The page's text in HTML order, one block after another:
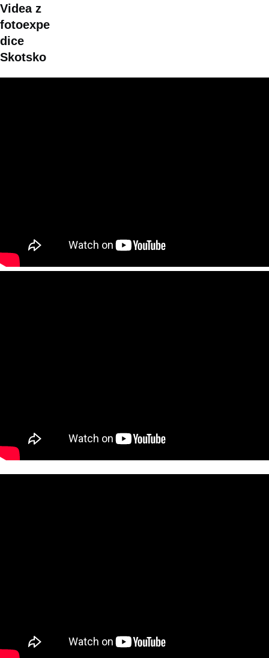
Videa z
fotoexpe
dice
Skotsko